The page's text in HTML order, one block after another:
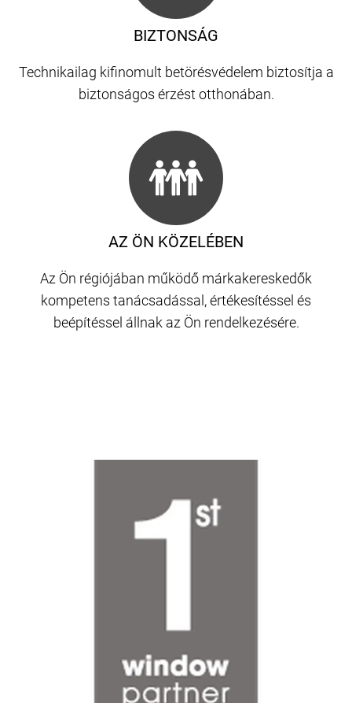
AZ ÖN KÖZELÉBEN
Az Ön régiójában működő márkakereskedők
kompetens tanácsadással, értékesítéssel és
beépítéssel állnak az Ön rendelkezésére.
BIZTONSÁG
Technikailag kifinomult betörésvédelem biztosítja a
biztonságos érzést otthonában.